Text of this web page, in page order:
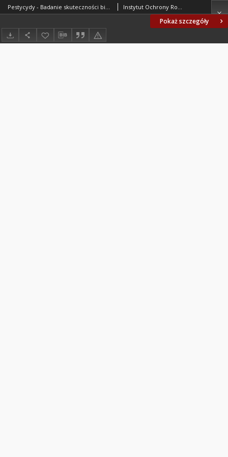
Pokaż szczegóły
Pestycydy - Badanie skuteczności biologicznej insektycydów na mszycach BN-64/6052-04 Instytut Ochrony Roślin. Oprac.